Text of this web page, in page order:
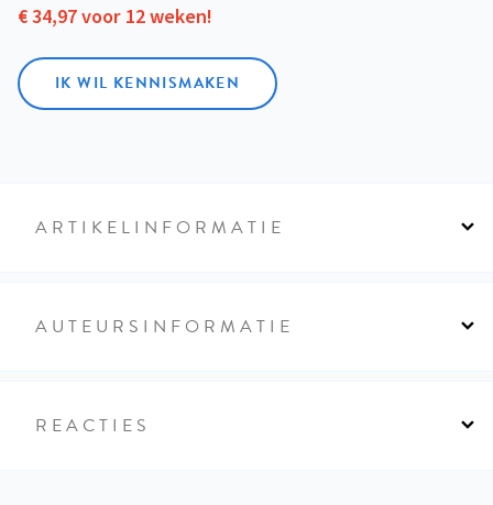
€ 34,97 voor 12 weken!
IK WIL KENNISMAKEN
ARTIKELINFORMATIE
AUTEURSINFORMATIE
REACTIES